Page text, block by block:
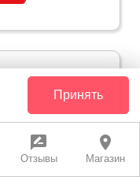
rate_review
Отзывы
place
Магазин
Принять